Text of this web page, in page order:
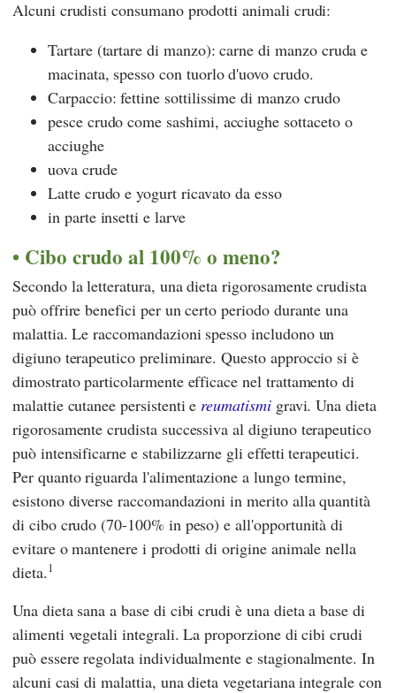
Alcuni crudisti consumano prodotti animali crudi:
Tartare (tartare di manzo): carne di manzo cruda e
macinata, spesso con tuorlo d'uovo crudo.
Carpaccio: fettine sottilissime di manzo crudo
pesce crudo come sashimi, acciughe sottaceto o
acciughe
uova crude
Latte crudo e yogurt ricavato da esso
in parte insetti e larve
Cibo crudo al 100% o meno?
Secondo la letteratura, una dieta rigorosamente crudista
può offrire benefici per un certo periodo durante una
malattia. Le raccomandazioni spesso includono un
digiuno terapeutico preliminare. Questo approccio si è
dimostrato particolarmente efficace nel trattamento di
malattie cutanee persistenti e reumatismigravi. Una dieta
rigorosamente crudista successiva al digiuno terapeutico
può intensificarne e stabilizzarne gli effetti terapeutici.
Per quanto riguarda l'alimentazione a lungo termine,
esistono diverse raccomandazioni in merito alla quantità
di cibo crudo (70-100% in peso) e all'opportunità di
evitare o mantenere i prodotti di origine animale nella
dieta.1
Una dieta sana a base di cibi crudi è una dieta a base di
alimenti vegetali integrali. La proporzione di cibi crudi
può essere regolata individualmente e stagionalmente. In
alcuni casi di malattia, una dieta vegetariana integrale con